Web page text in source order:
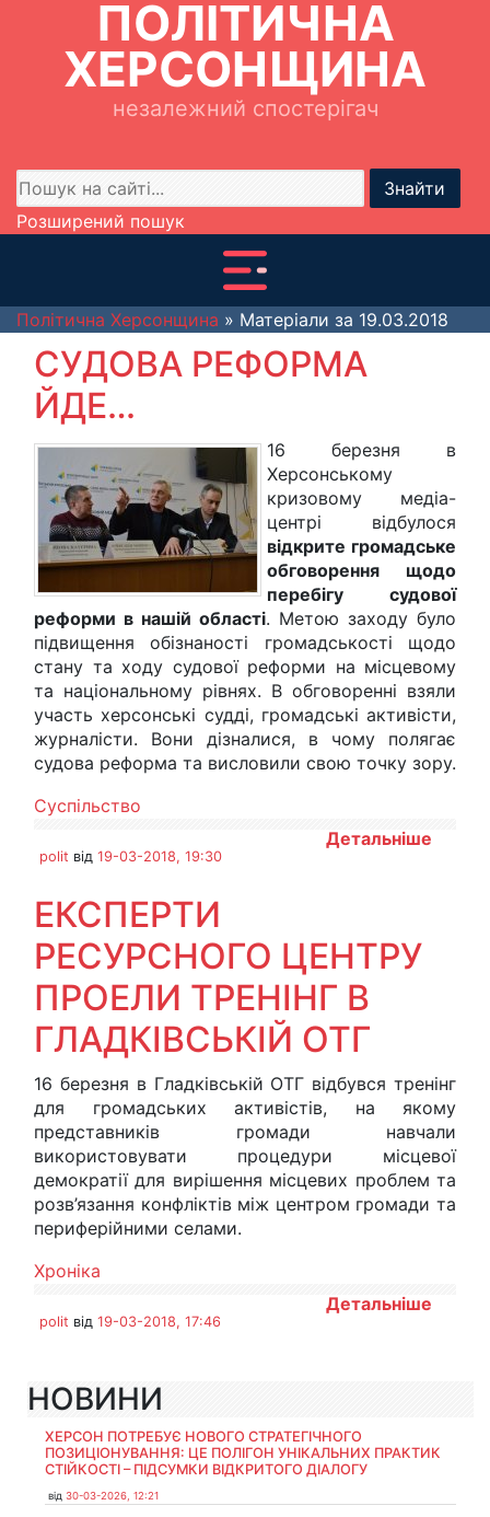
ПОЛІТИЧНА
ХЕРСОНЩИНА
незалежний спостерігач
Знайти
Розширений пошук
Політична Херсонщина » Матеріали за 19.03.2018
СУДОВА РЕФОРМА
ЙДЕ…
16 березня в
Херсонському
кризовому медіа-
центрі відбулося
відкрите громадське
обговорення щодо
перебігу судової
реформи в нашій області. Метою заходу було
підвищення обізнаності громадськості щодо
стану та ходу судової реформи на місцевому
та національному рівнях. В обговоренні взяли
участь херсонські судді, громадські активісти,
журналісти. Вони дізналися, в чому полягає
судова реформа та висловили свою точку зору.
Суспільство
Детальніше
polit від 19-03-2018, 19:30
ЕКСПЕРТИ
РЕСУРСНОГО ЦЕНТРУ
ПРОЕЛИ ТРЕНІНГ В
ГЛАДКІВСЬКІЙ ОТГ
16 березня в Гладківській ОТГ відбувся тренінг
для громадських активістів, на якому
представників громади навчали
використовувати процедури місцевої
демократії для вирішення місцевих проблем та
розв’язання конфліктів між центром громади та
периферійними селами.
Хроніка
Детальніше
polit від 19-03-2018, 17:46
НОВИНИ
ХЕРСОН ПОТРЕБУЄ НОВОГО СТРАТЕГІЧНОГО
ПОЗИЦІОНУВАННЯ: ЦЕ ПОЛІГОН УНІКАЛЬНИХ ПРАКТИК
СТІЙКОСТІ – ПІДСУМКИ ВІДКРИТОГО ДІАЛОГУ
від 30-03-2026, 12:21